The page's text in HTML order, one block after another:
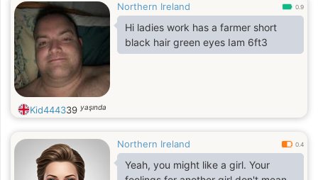
Northern Ireland 0.9
Hi ladies work has a farmer short
black hair green eyes Iam 6ft3
Kid444339 yaşında
Northern Ireland 0.4
Yeah, you might like a girl. Your